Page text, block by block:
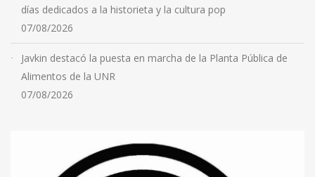
días dedicados a la historieta y la cultura pop
07/08/2026
Javkin destacó la puesta en marcha de la Planta Pública de
Alimentos de la UNR
07/08/2026